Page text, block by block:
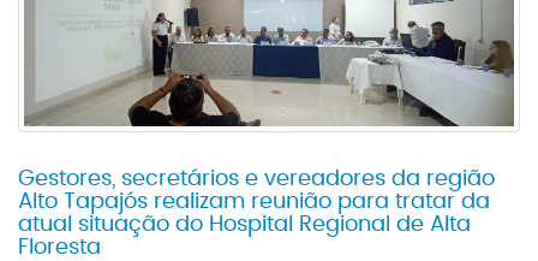
Gestores, secretários e vereadores da região
Alto Tapajós realizam reunião para tratar da
atual situação do Hospital Regional de Alta
Floresta